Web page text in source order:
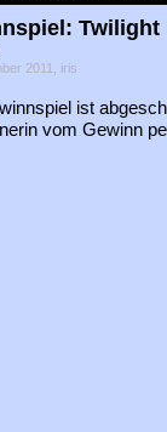
Twilight
2011, iris
ist
vom Gewinn